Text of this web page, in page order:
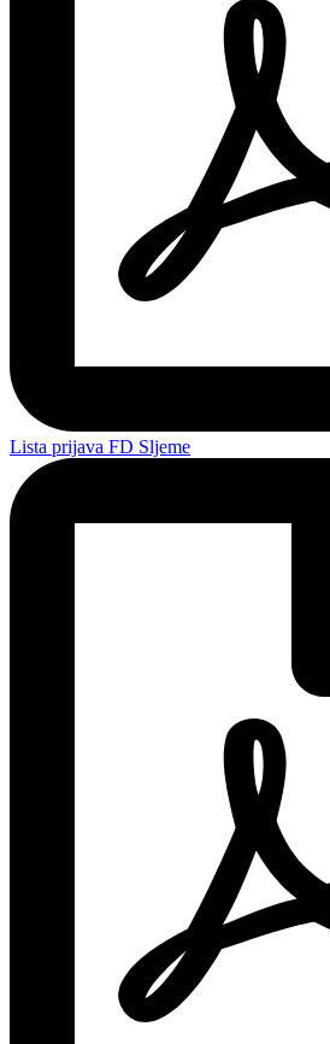
Lista prijava FD Sljeme